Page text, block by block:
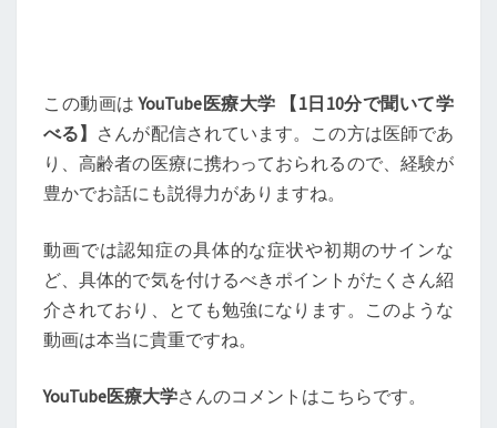
この動画はYouTube医療大学 【1日10分で聞いて学
べる】 さんが配信されています。この方は医師であ
り、高齢者の医療に携わっておられるので、経験が
豊かでお話にも説得力がありますね。
動画では認知症の具体的な症状や初期のサインな
ど、具体的で気を付けるべきポイントがたくさん紹
介されており、とても勉強になります。このような
動画は本当に貴重ですね。
YouTube医療大学さんのコメントはこちらです。